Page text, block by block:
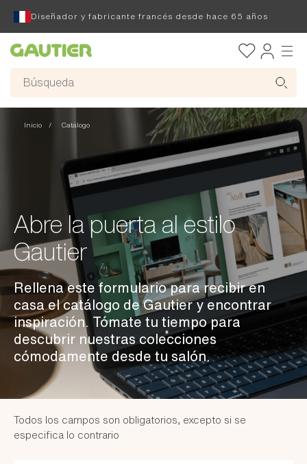
Diseñador y fabricante francés desde hace 65 años
Gautier
Inicio Catálogo
Abre la puerta al estilo
Gautier
Rellena este formulario para recibir en
casa el catálogo de Gautier y encontrar
inspiración. Tómate tu tiempo para
descubrir nuestras colecciones
cómodamente desde tu salón.
Todos los campos son obligatorios, excepto si se
especifica lo contrario